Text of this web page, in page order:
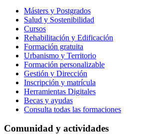
Másters y Postgrados
Salud y Sostenibilidad
Cursos
Rehabilitación y Edificación
Formación gratuita
Urbanismo y Territorio
Formación personalizable
Gestión y Dirección
Inscripción y matrícula
Herramientas Digitales
Becas y ayudas
Consulta todas las formaciones
Comunidad y actividades